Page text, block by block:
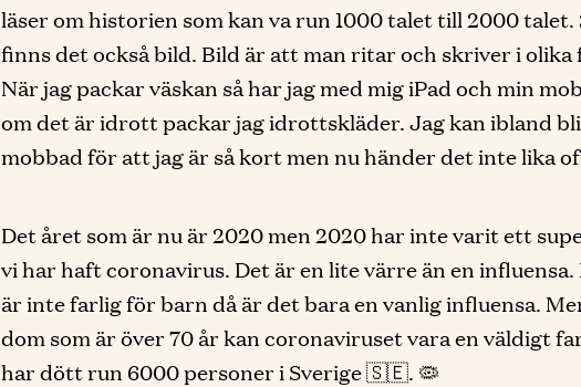
läser om historien som kan va run 1000 talet till 2000 talet.
finns det också bild. Bild är att man ritar och skriver i olika
När jag packar väskan så har jag med mig iPad och min
om det är idrott packar jag idrottskläder. Jag kan ibland bli
mobbad för att jag är så kort men nu händer det inte lika
Det året som är nu är 2020 men 2020 har inte varit ett
vi har haft coronavirus. Det är en lite värre än en influensa.
är inte farlig för barn då är det bara en vanlig influensa.
dom som är över 70 år kan coronaviruset vara en väldigt
har dött run 6000 personer i Sverige 🇸🇪. 🦠